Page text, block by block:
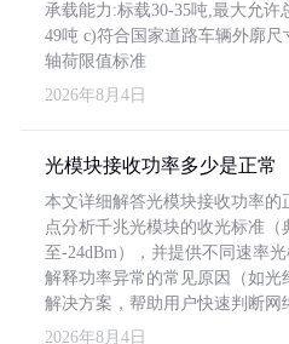
承载能力:标载30-35吨,最大允许
49吨 c)符合国家道路车辆外廓尺
轴荷限值标准
2026年8月4日
光模块接收功率多少是正常
本文详细解答光模块接收功率的
点分析千兆光模块的收光标准（
至-24dBm），并提供不同速率
解释功率异常的常见原因（如光
解决方案，帮助用户快速判断网
2026年8月4日